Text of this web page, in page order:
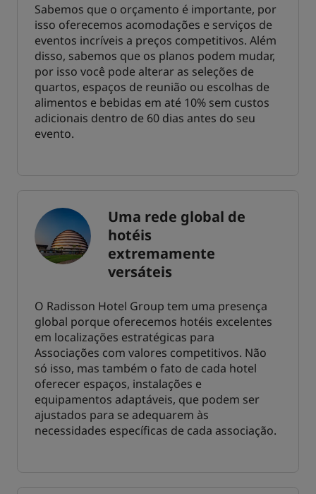
Sabemos que o orçamento é importante, por
isso oferecemos acomodações e serviços de
eventos incríveis a preços competitivos. Além
disso, sabemos que os planos podem mudar,
por isso você pode alterar as seleções de
quartos, espaços de reunião ou escolhas de
alimentos e bebidas em até 10% sem custos
adicionais dentro de 60 dias antes do seu
evento.
Uma rede global de
hotéis
extremamente
versáteis
O Radisson Hotel Group tem uma presença
global porque oferecemos hotéis excelentes
em localizações estratégicas para
Associações com valores competitivos. Não
só isso, mas também o fato de cada hotel
oferecer espaços, instalações e
equipamentos adaptáveis, que podem ser
ajustados para se adequarem às
necessidades específicas de cada associação.